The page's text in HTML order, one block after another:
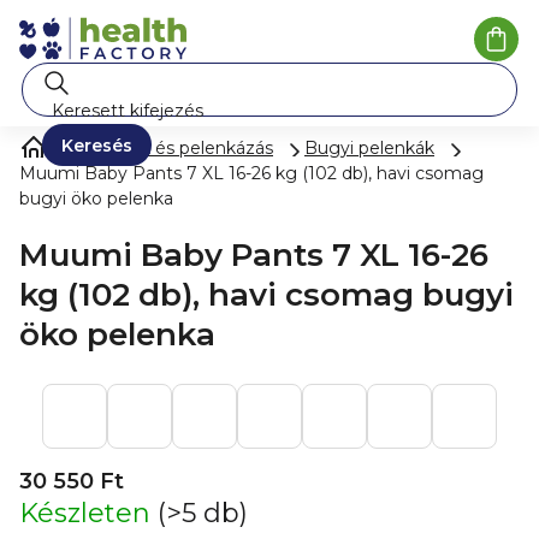
tartalomhoz
Keresés
Pelenkák és pelenkázás
Bugyi pelenkák
Muumi Baby Pants 7 XL 16-26 kg (102 db), havi csomag
bugyi öko pelenka
Muumi Baby Pants 7 XL 16-26
kg (102 db), havi csomag bugyi
öko pelenka
30 550 Ft
Készleten (>5 db)